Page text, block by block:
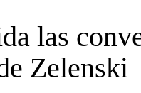
las
Zelenski